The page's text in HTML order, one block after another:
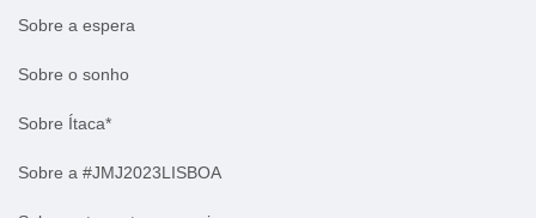
Sobre a espera
Sobre o sonho
Sobre Ítaca*
Sobre a #JMJ2023LISBOA